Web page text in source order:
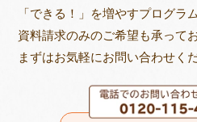
「できる！」を増やすプログラ
資料請求のみのご希望も承って
まずはお気軽にお問い合わせく